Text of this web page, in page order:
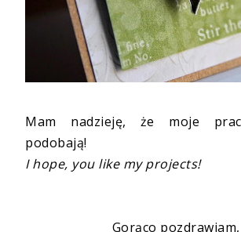
Mam nadzieję, że moje
podobają!
I hope, you like my projects!
Gorąco pozdrawiam,